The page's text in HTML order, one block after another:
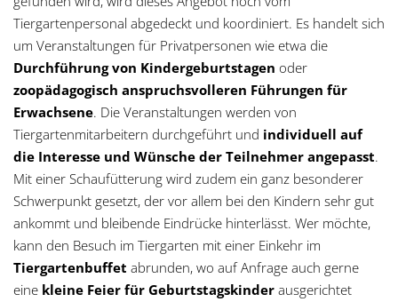
Tiergartenpersonal abgedeckt und koordiniert. Es handelt sich
um Veranstaltungen für Privatpersonen wie etwa die
Durchführung von Kindergeburtstagen oder
zoopädagogisch anspruchsvolleren Führungen für
Erwachsene. Die Veranstaltungen werden von
Tiergartenmitarbeitern durchgeführt und individuell auf
die Interesse und Wünsche der Teilnehmer angepasst.
Mit einer Schaufütterung wird zudem ein ganz besonderer
Schwerpunkt gesetzt, der vor allem bei den Kindern sehr gut
ankommt und bleibende Eindrücke hinterlässt. Wer möchte,
kann den Besuch im Tiergarten mit einer Einkehr im
Tiergartenbuffet abrunden, wo auf Anfrage auch gerne
eine kleine Feier für Geburtstagskinder ausgerichtet